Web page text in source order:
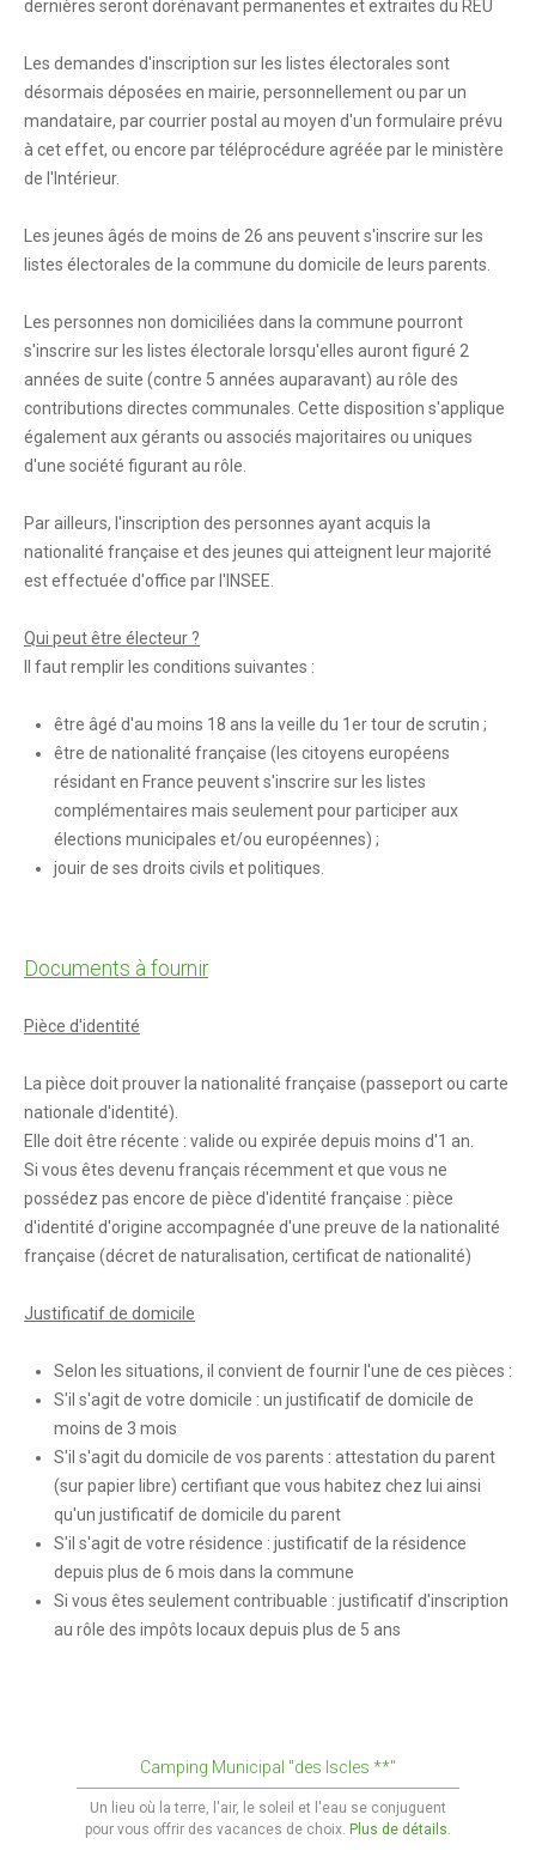
Actualités
En image
Venir à Saint André-les-Alpes
Se déplacer
Vos démarches
État civil
En 1 clic !
Marchés et foires
Intercommunalité
Marchés publics
CITOYENNETÉ
Citoyenneté
Les services municipaux
Associations
CADRE DE VIE
Accès rapide
Nuisances
Informations sur les risques majeurs
Déchets - Propreté
Aménagement du territoire
Urbanisme
dernières seront dorénavant permanentes et extraites du REU
Les demandes d'inscription sur les listes électorales sont
désormais déposées en mairie, personnellement ou par un
mandataire, par courrier postal au moyen d'un formulaire prévu
à cet effet, ou encore par téléprocédure agréée par le ministère
de l'Intérieur.
Les jeunes âgés de moins de 26 ans peuvent s'inscrire sur les
listes électorales de la commune du domicile de leurs parents.
Les personnes non domiciliées dans la commune pourront
s'inscrire sur les listes électorale lorsqu'elles auront figuré 2
années de suite (contre 5 années auparavant) au rôle des
contributions directes communales. Cette disposition s'applique
également aux gérants ou associés majoritaires ou uniques
d'une société figurant au rôle.
Par ailleurs, l'inscription des personnes ayant acquis la
nationalité française et des jeunes qui atteignent leur majorité
est effectuée d'office par l'INSEE.
Qui peut être électeur ?
Il faut remplir les conditions suivantes :
être âgé d'au moins 18 ans la veille du 1er tour de scrutin ;
être de nationalité française (les citoyens européens
résidant en France peuvent s'inscrire sur les listes
complémentaires mais seulement pour participer aux
élections municipales et/ou européennes) ;
jouir de ses droits civils et politiques.
Documents à fournir
Pièce d'identité
La pièce doit prouver la nationalité française (passeport ou carte
nationale d'identité).
Elle doit être récente : valide ou expirée depuis moins d'1 an.
Si vous êtes devenu français récemment et que vous ne
possédez pas encore de pièce d'identité française : pièce
d'identité d'origine accompagnée d'une preuve de la nationalité
française (décret de naturalisation, certificat de nationalité)
Justificatif de domicile
Selon les situations, il convient de fournir l'une de ces pièces :
S'il s'agit de votre domicile : un justificatif de domicile de
moins de 3 mois
S'il s'agit du domicile de vos parents : attestation du parent
(sur papier libre) certifiant que vous habitez chez lui ainsi
qu'un justificatif de domicile du parent
S'il s'agit de votre résidence : justificatif de la résidence
depuis plus de 6 mois dans la commune
Si vous êtes seulement contribuable : justificatif d'inscription
au rôle des impôts locaux depuis plus de 5 ans
Camping Municipal "des Iscles **"
Un lieu où la terre, l'air, le soleil et l'eau se conjuguent
pour vous offrir des vacances de choix. Plus de détails.